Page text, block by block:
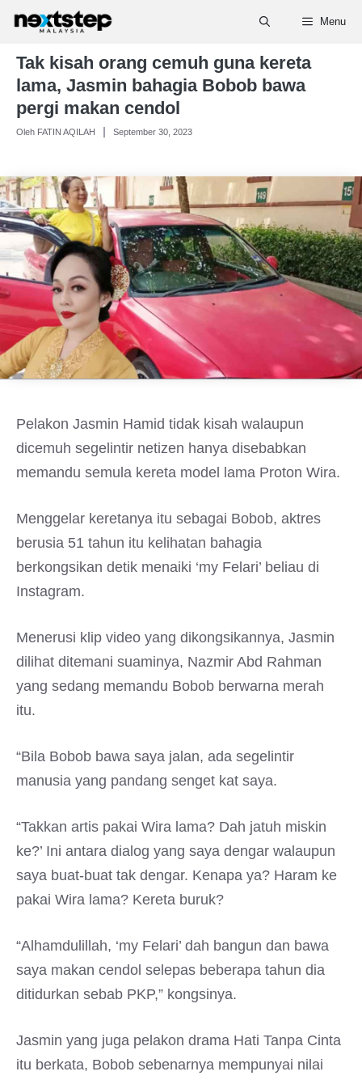
Skip
content
Menu
Tak kisah orang cemuh guna kereta
lama, Jasmin bahagia Bobob bawa
pergi makan cendol
Oleh FATIN AQILAH September 30, 2023
Pelakon Jasmin Hamid tidak kisah walaupun
dicemuh segelintir netizen hanya disebabkan
memandu semula kereta model lama Proton Wira.
Menggelar keretanya itu sebagai Bobob, aktres
berusia 51 tahun itu kelihatan bahagia
berkongsikan detik menaiki ‘my Felari’ beliau di
Instagram.
Menerusi klip video yang dikongsikannya, Jasmin
dilihat ditemani suaminya, Nazmir Abd Rahman
yang sedang memandu Bobob berwarna merah
itu.
“Bila Bobob bawa saya jalan, ada segelintir
manusia yang pandang senget kat saya.
“Takkan artis pakai Wira lama? Dah jatuh miskin
ke?’ Ini antara dialog yang saya dengar walaupun
saya buat-buat tak dengar. Kenapa ya? Haram ke
pakai Wira lama? Kereta buruk?
“Alhamdulillah, ‘my Felari’ dah bangun dan bawa
saya makan cendol selepas beberapa tahun dia
ditidurkan sebab PKP,” kongsinya.
Jasmin yang juga pelakon drama Hati Tanpa Cinta
itu berkata, Bobob sebenarnya mempunyai nilai